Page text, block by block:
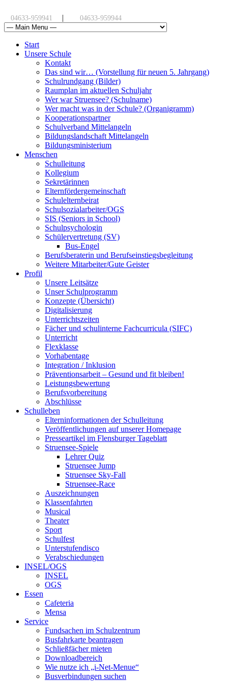
04633-959941 | 04633-959944
Start
Unsere Schule
Kontakt
Das sind wir… (Vorstellung für neuen 5. Jahrgang)
Schulrundgang (Bilder)
Raumplan im aktuellen Schuljahr
Wer war Struensee? (Schulname)
Wer macht was in der Schule? (Organigramm)
Kooperationspartner
Schulverband Mittelangeln
Bildungslandschaft Mittelangeln
Bildungsministerium
Menschen
Schulleitung
Kollegium
Sekretärinnen
Elternfördergemeinschaft
Schulelternbeirat
Schulsozialarbeiter/OGS
SIS (Seniors in School)
Schulpsychologin
Schülervertretung (SV)
Bus-Engel
Berufsberaterin und Berufseinstiegsbegleitung
Weitere Mitarbeiter/Gute Geister
Profil
Unsere Leitsätze
Unser Schulprogramm
Konzepte (Übersicht)
Digitalisierung
Unterrichtszeiten
Fächer und schulinterne Fachcurricula (SIFC)
Unterricht
Flexklasse
Vorhabentage
Integration / Inklusion
Präventionsarbeit – Gesund und fit bleiben!
Leistungsbewertung
Berufsvorbereitung
Abschlüsse
Schulleben
Elterninformationen der Schulleitung
Veröffentlichungen auf unserer Homepage
Presseartikel im Flensburger Tageblatt
Struensee-Spiele
Lehrer Quiz
Struensee Jump
Struensee Sky-Fall
Struensee-Race
Auszeichnungen
Klassenfahrten
Musical
Theater
Sport
Schulfest
Unterstufendisco
Verabschiedungen
INSEL/OGS
INSEL
OGS
Essen
Cafeteria
Mensa
Service
Fundsachen im Schulzentrum
Busfahrkarte beantragen
Schließfächer mieten
Downloadbereich
Wie nutze ich „i-Net-Menue“
Busverbindungen suchen